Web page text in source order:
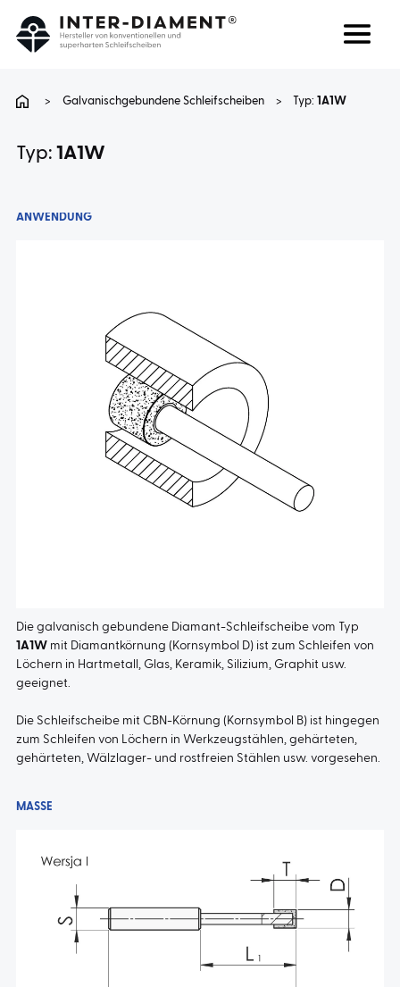
> Galvanischgebundene Schleifscheiben > Typ:1A1W
Typ: 1A1W
ANWENDUNG
Die galvanisch gebundene Diamant-Schleifscheibe vom Typ
1A1Wmit Diamantkörnung (Kornsymbol D) ist zum Schleifen von
Löchern in Hartmetall, Glas, Keramik, Silizium, Graphit usw.
geeignet.
Die Schleifscheibe mit CBN-Körnung (Kornsymbol B) ist hingegen
zum Schleifen von Löchern in Werkzeugstählen, gehärteten,
gehärteten, Wälzlager- und rostfreien Stählen usw. vorgesehen.
MASSE